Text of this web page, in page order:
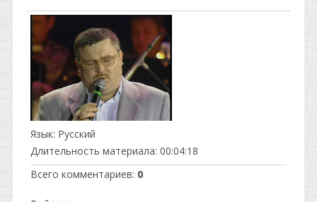
Язык: Русский
Длительность материала: 00:04:18
Всего комментариев: 0